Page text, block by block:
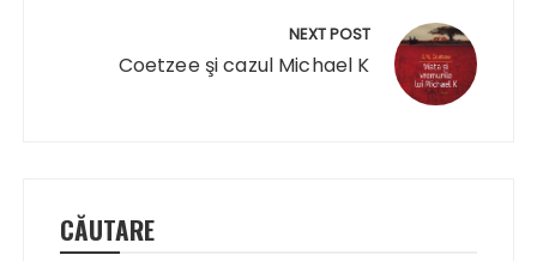
NEXT POST
Coetzee şi cazul Michael K
CĂUTARE